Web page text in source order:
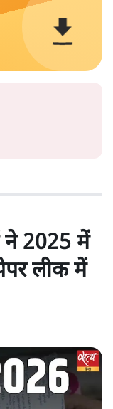
ने 2025 में
लीक में